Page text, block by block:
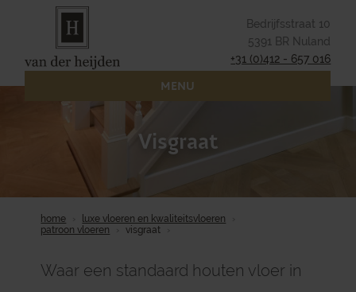
Bedrijfsstraat 10
5391 BR Nuland
+31 (0)412 - 657 016
MENU
Visgraat
home
luxe vloeren en kwaliteitsvloeren
patroon vloeren
visgraat
Waar een standaard houten vloer in